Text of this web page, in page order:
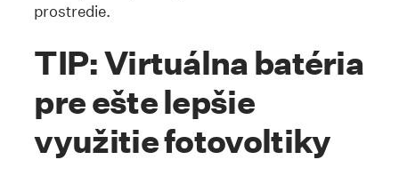
prostredie.
TIP: Virtuálna batéria
pre ešte lepšie
využitie fotovoltiky